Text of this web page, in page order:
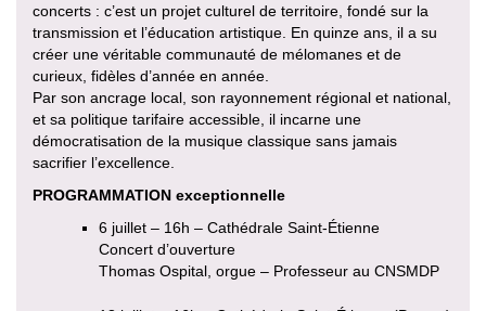
concerts : c’est un projet culturel de territoire, fondé sur la
transmission et l’éducation artistique. En quinze ans, il a su
créer une véritable communauté de mélomanes et de
curieux, fidèles d’année en année.
Par son ancrage local, son rayonnement régional et national,
et sa politique tarifaire accessible, il incarne une
démocratisation de la musique classique sans jamais
sacrifier l’excellence.
PROGRAMMATION exceptionnelle
6 juillet – 16h – Cathédrale Saint-Étienne
Concert d’ouverture
Thomas Ospital, orgue – Professeur au CNSMDP